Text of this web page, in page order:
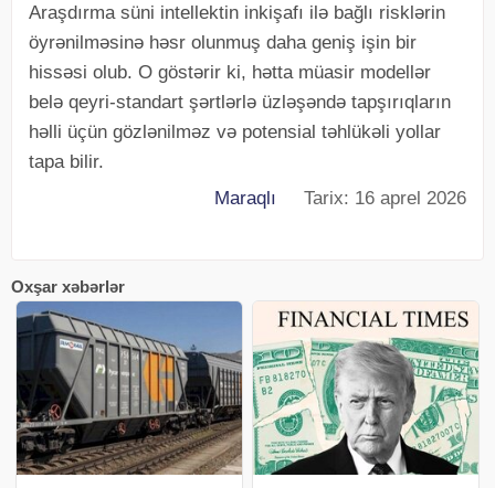
Araşdırma süni intellektin inkişafı ilə bağlı risklərin
öyrənilməsinə həsr olunmuş daha geniş işin bir
hissəsi olub. O göstərir ki, hətta müasir modellər
belə qeyri-standart şərtlərlə üzləşəndə tapşırıqların
həlli üçün gözlənilməz və potensial təhlükəli yollar
tapa bilir.
Maraqlı Tarix: 16 aprel 2026
Oxşar xəbərlər